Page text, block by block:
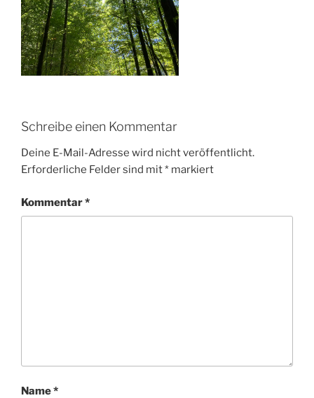
Schreibe einen Kommentar
Deine E-Mail-Adresse wird nicht veröffentlicht.
Erforderliche Felder sind mit* markiert
Kommentar*
Name*